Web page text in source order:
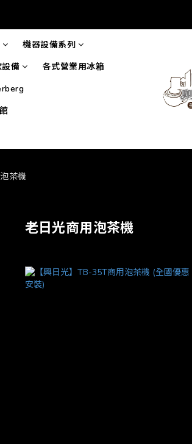
機器設備系列
備
各式營業用冰箱
茶機
老日光商用泡茶機